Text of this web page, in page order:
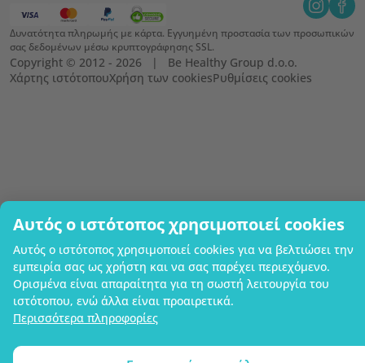
Αυτός ο ιστότοπος χρησιμοποιεί cookies
Αυτός ο ιστότοπος χρησιμοποιεί cookies για να βελτιώσει την
εμπειρία σας ως χρήστη και να σας παρέχει περιεχόμενο.
Ορισμένα είναι απαραίτητα για τη σωστή λειτουργία του
ιστότοπου, ενώ άλλα είναι προαιρετικά.
Περισσότερα πληροφορίες
Δυνατότητα πληρωμής με κάρτα. Εγγυημένη προστασία των προσωπικών
σας δεδομένων μέσω κρυπτογράφησης SSL.
Copyright © 2012 - 2026   |   Be Healthy Group d.o.o.
Χάρτης ιστότοπουΧρήση των cookiesΡυθμίσεις cookies